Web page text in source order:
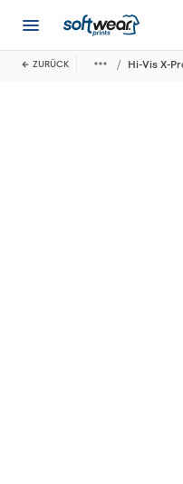
ZURÜCK Hi-Vis X-